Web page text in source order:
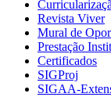
Revista Viver
Mural de
Prestação
Certificados
SIGProj
SIGAA-